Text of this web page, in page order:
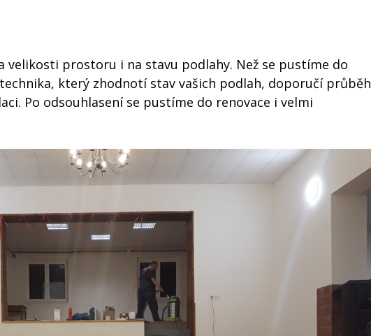
velikosti prostoru i na stavu podlahy. Než se pustíme do
který zhodnotí stav vašich podlah, doporučí průběh
Po odsouhlasení se pustíme do renovace i velmi